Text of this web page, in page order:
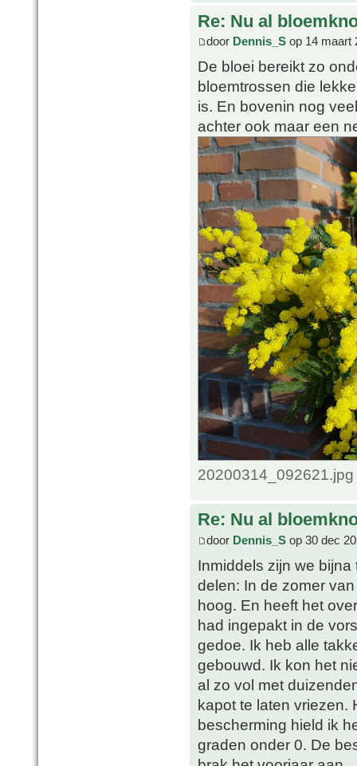
Re: Nu al
door Dennis_S op 14 maart
De bloei bereikt zo
bloemtrossen die
is. En bovenin nog
achter ook maar een
Re: Nu al
door Dennis_S op 30 dec
Inmiddels zijn we
delen: In de zomer
hoog. En heeft het
had ingepakt in de
gedoe. Ik heb alle
gebouwd. Ik kon het
al zo vol met
kapot te laten vriezen.
bescherming hield ik
graden onder 0. De